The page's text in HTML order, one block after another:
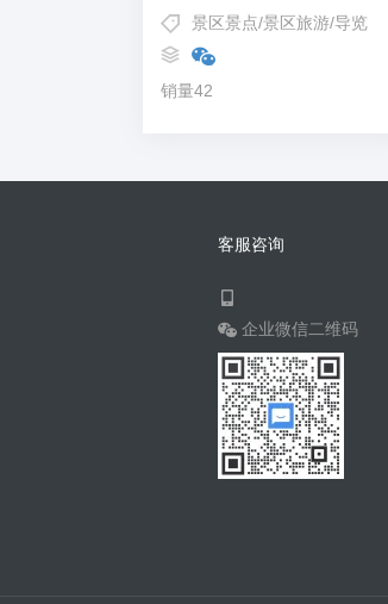
景区景点/景区旅游/导览
销量42
客服咨询
企业微信二维码